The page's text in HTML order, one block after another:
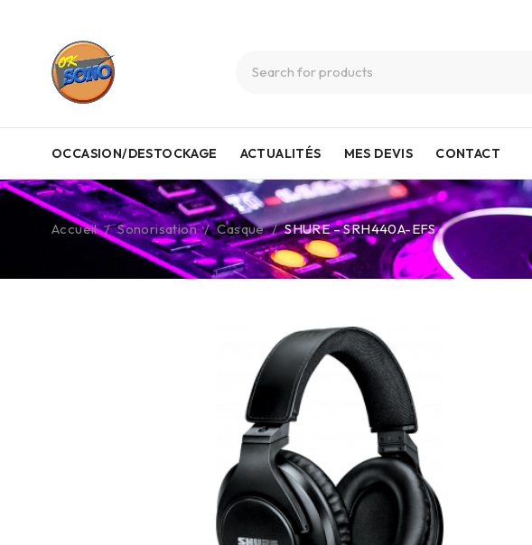
OCCASION/DESTOCKAGE ACTUALITÉS MES DEVIS CONTACT
Accueil / Sonorisation / Casque / SHURE – SRH440A-EFS